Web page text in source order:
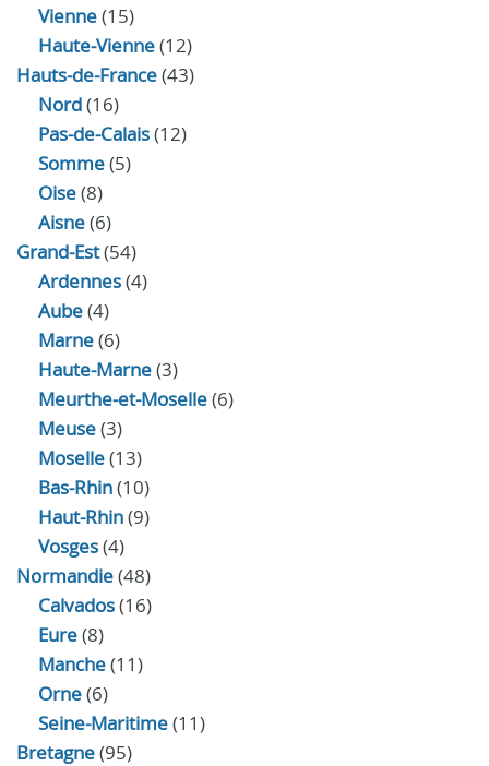
Vienne(15)
Haute-Vienne(12)
Hauts-de-France(43)
Nord(16)
Pas-de-Calais(12)
Somme(5)
Oise(8)
Aisne(6)
Grand-Est(54)
Ardennes(4)
Aube(4)
Marne(6)
Haute-Marne(3)
Meurthe-et-Moselle(6)
Meuse(3)
Moselle(13)
Bas-Rhin(10)
Haut-Rhin(9)
Vosges(4)
Normandie(48)
Calvados(16)
Eure(8)
Manche(11)
Orne(6)
Seine-Maritime(11)
Bretagne(95)